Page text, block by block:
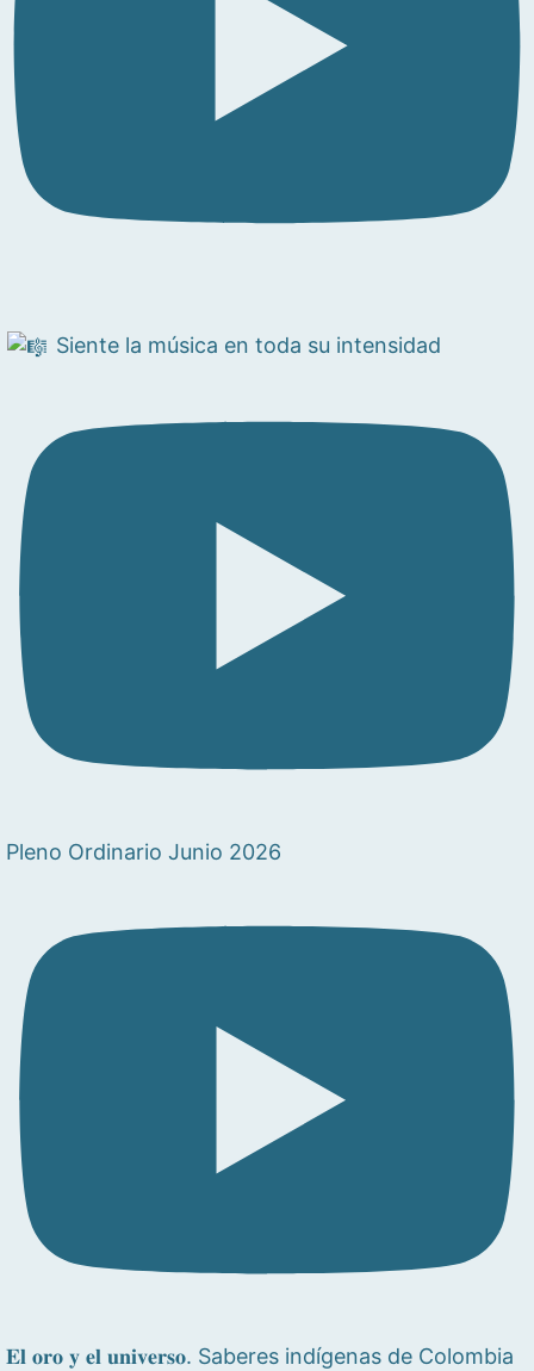
Siente la música en toda su intensidad
Pleno Ordinario Junio 2026
𝐄𝐥 𝐨𝐫𝐨 𝐲 𝐞𝐥 𝐮𝐧𝐢𝐯𝐞𝐫𝐬𝐨. Saberes indígenas de Colombia